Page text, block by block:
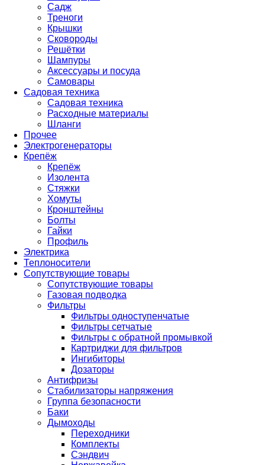
Садж
Треноги
Крышки
Сковороды
Решётки
Шампуры
Аксессуары и посуда
Самовары
Садовая техника
Садовая техника
Расходные материалы
Шланги
Прочее
Электрогенераторы
Крепёж
Крепёж
Изолента
Стяжки
Хомуты
Кронштейны
Болты
Гайки
Профиль
Электрика
Теплоносители
Сопутствующие товары
Сопутствующие товары
Газовая подводка
Фильтры
Фильтры одноступенчатые
Фильтры сетчатые
Фильтры с обратной промывкой
Картриджи для фильтров
Ингибиторы
Дозаторы
Антифризы
Стабилизаторы напряжения
Группа безопасности
Баки
Дымоходы
Переходники
Комплекты
Сэндвич